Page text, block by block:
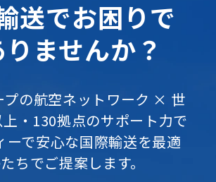
送でお困りで
ませんか？
プの航空ネットワーク × 世
・130拠点のサポート力で
ーで安心な国際輸送を最適
ちでご提案します。